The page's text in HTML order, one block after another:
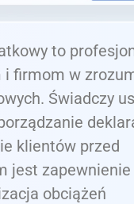
to
i firmom w
Świadczy
klientów przed
jest zapewnienie
obciążeń